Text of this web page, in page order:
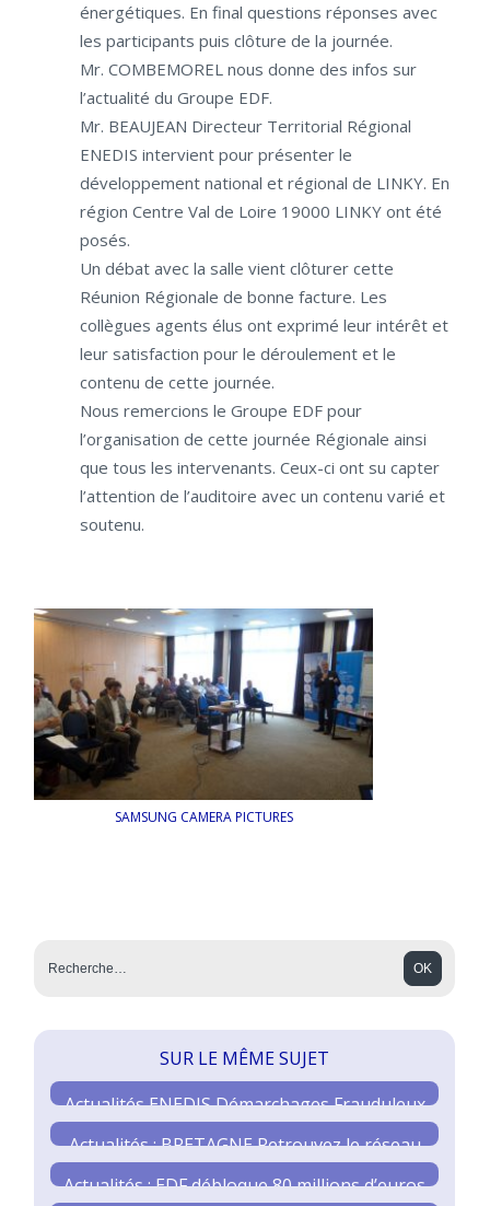
énergétiques. En final questions réponses avec
les participants puis clôture de la journée.
Mr. COMBEMOREL nous donne des infos sur
l’actualité du Groupe EDF.
Mr. BEAUJEAN Directeur Territorial Régional
ENEDIS intervient pour présenter le
développement national et régional de LINKY. En
région Centre Val de Loire 19000 LINKY ont été
posés.
Un débat avec la salle vient clôturer cette
Réunion Régionale de bonne facture. Les
collègues agents élus ont exprimé leur intérêt et
leur satisfaction pour le déroulement et le
contenu de cette journée.
Nous remercions le Groupe EDF pour
l’organisation de cette journée Régionale ainsi
que tous les intervenants. Ceux-ci ont su capter
l’attention de l’auditoire avec un contenu varié et
soutenu.
SAMSUNG CAMERA PICTURES
SUR LE MÊME SUJET
Actualités ENEDIS Démarchages Frauduleux
Actualités : BRETAGNE Retrouvez le réseau
des élus
Actualités : EDF débloque 80 millions d’euros